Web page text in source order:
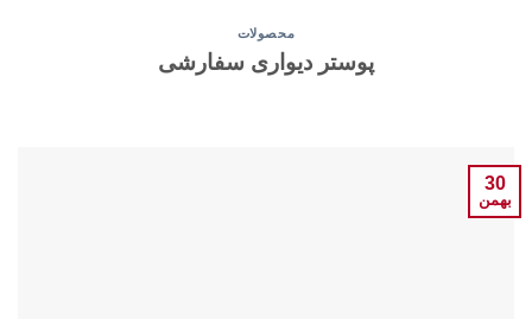
محصولات
پوستر دیواری سفارشی
30
بهمن